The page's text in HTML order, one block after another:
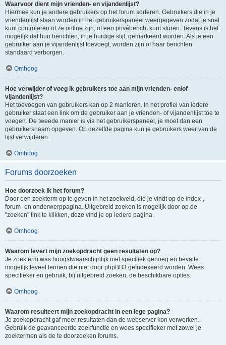
Waarvoor dient mijn vrienden- en vijandenlijst?
Hiermee kun je andere gebruikers op het forum sorteren. Gebruikers die in je
vriendenlijst staan worden in het gebruikerspaneel weergegeven zodat je snel
kunt controleren of ze online zijn, of een privébericht kunt sturen. Tevens is het
mogelijk dat hun berichten, in je huidige stijl, gemarkeerd worden. Als je een
gebruiker aan je vijandenlijst toevoegt, worden zijn of haar berichten
standaard verborgen.
Omhoog
Hoe verwijder of voeg ik gebruikers toe aan mijn vrienden- en/of
vijandenlijst?
Het toevoegen van gebruikers kan op 2 manieren. In het profiel van iedere
gebruiker staat een link om de gebruiker aan je vrienden- of vijandenlijst toe te
voegen. De tweede manier is via het gebruikerspaneel, je moet dan een
gebruikersnaam opgeven. Op dezelfde pagina kun je gebruikers weer van de
lijst verwijderen.
Omhoog
Forums doorzoeken
Hoe doorzoek ik het forum?
Door een zoekterm op te geven in het zoekveld, die je vindt op de index-,
forum- en onderwerppagina. Uitgebreid zoeken is mogelijk door op de
"zoeken" link te klikken, deze vind je op iedere pagina.
Omhoog
Waarom levert mijn zoekopdracht geen resultaten op?
Je zoekterm was hoogstwaarschijnlijk niet specifiek genoeg en bevatte
mogelijk teveel termen die niet door phpBB3 geïndexeerd worden. Wees
specifieker en gebruik, bij uitgebreid zoeken, de beschikbare opties.
Omhoog
Waarom resulteert mijn zoekopdracht in een lege pagina?
Je zoekopdracht gaf meer resultaten dan de webserver kon verwerken.
Gebruik de geavanceerde zoekfunctie en wees specifieker met zowel je
zoektermen als de te doorzoeken forums.